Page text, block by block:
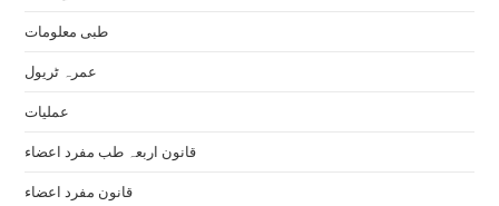
طبی معلومات
عمرہ ٹریول
عملیات
قانون اربعہ طب مفرد اعضاء
قانون مفرد اعضاء